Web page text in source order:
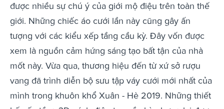
được nhiều sự chú ý của giới mộ điệu trên toàn thế
giới. Những chiếc áo cưới lần này cũng gây ấn
tượng với các kiểu xếp tầng cầu kỳ. Đây vốn được
xem là nguồn cảm hứng sáng tạo bất tận của nhà
mốt này. Vừa qua, thương hiệu đến từ xứ sở rượu
vang đã trình diễn bộ sưu tập váy cưới mới nhất của
mình trong khuôn khổ Xuân - Hè 2019. Những thiết